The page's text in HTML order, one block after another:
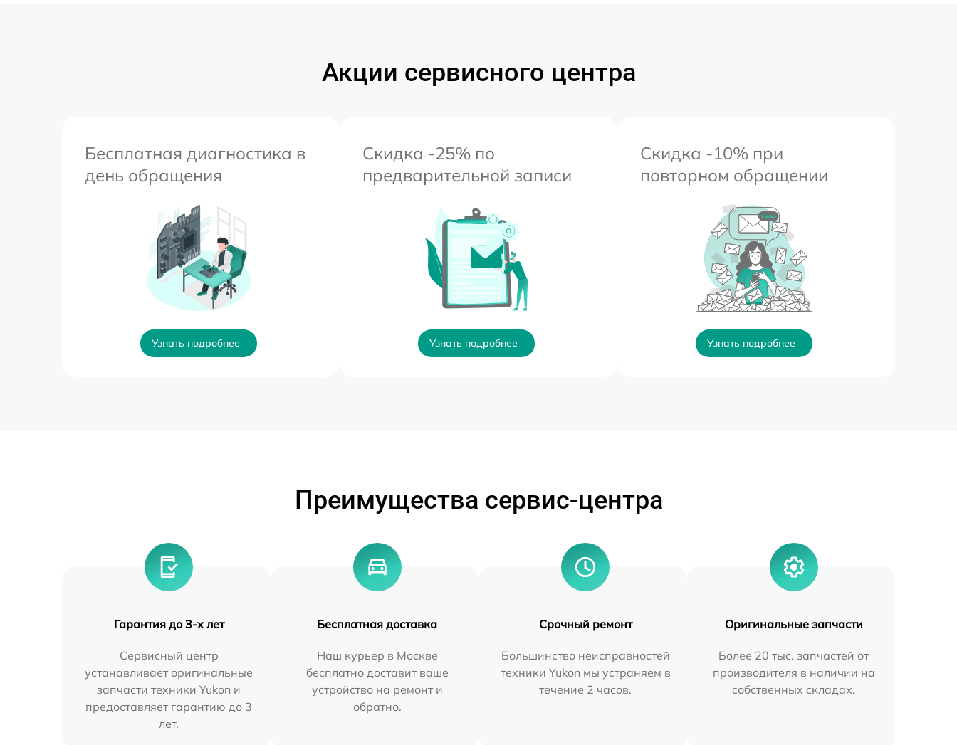
Акции сервисного центра
Бесплатная диагностика в
день обращения
Узнать подробнее
Скидка -25% по
предварительной записи
Узнать подробнее
Скидка -10% при
повторном обращении
Узнать подробнее
Преимущества сервис-центра
Гарантия до 3-х лет
Сервисный центр
устанавливает оригинальные
запчасти техники Yukon и
предоставляет гарантию до 3
лет.
Бесплатная доставка
Наш курьер в Москве
бесплатно доставит ваше
устройство на ремонт и
обратно.
Срочный ремонт
Большинство неисправностей
техники Yukon мы устраняем в
течение 2 часов.
Оригинальные запчасти
Более 20 тыс. запчастей от
производителя в наличии на
собственных складах.